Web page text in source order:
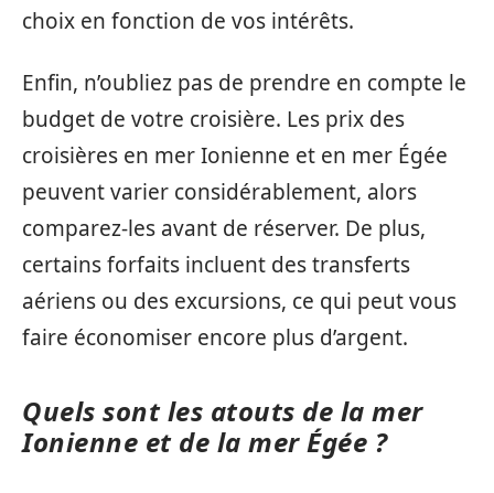
choix en fonction de vos intérêts.
Enfin, n’oubliez pas de prendre en compte le
budget de votre croisière. Les prix des
croisières en mer Ionienne et en mer Égée
peuvent varier considérablement, alors
comparez-les avant de réserver. De plus,
certains forfaits incluent des transferts
aériens ou des excursions, ce qui peut vous
faire économiser encore plus d’argent.
Quels sont les atouts de la mer
Ionienne et de la mer Égée ?